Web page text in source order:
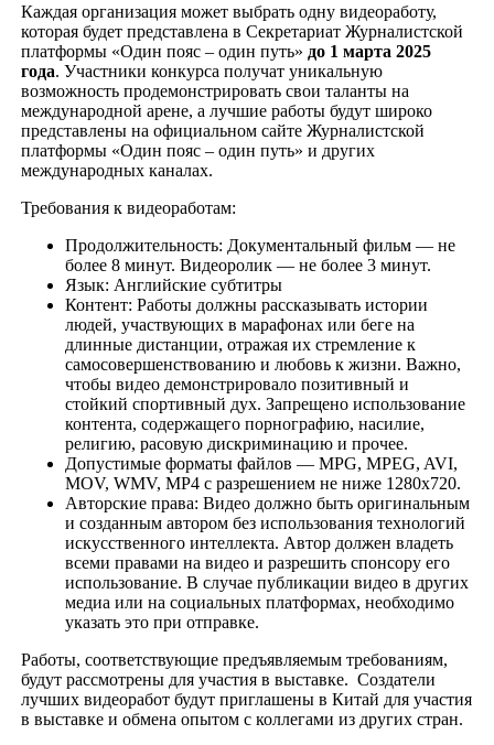
Каждая организация может выбрать одну видеоработу,
которая будет представлена в Секретариат Журналистской
платформы «Один пояс – один путь» до 1 марта 2025
года. Участники конкурса получат уникальную
возможность продемонстрировать свои таланты на
международной арене, а лучшие работы будут широко
представлены на официальном сайте Журналистской
платформы «Один пояс – один путь» и других
международных каналах.
Требования к видеоработам:
Продолжительность: Документальный фильм — не
более 8 минут. Видеоролик — не более 3 минут.
Язык: Английские субтитры
Контент: Работы должны рассказывать истории
людей, участвующих в марафонах или беге на
длинные дистанции, отражая их стремление к
самосовершенствованию и любовь к жизни. Важно,
чтобы видео демонстрировало позитивный и
стойкий спортивный дух. Запрещено использование
контента, содержащего порнографию, насилие,
религию, расовую дискриминацию и прочее.
Допустимые форматы файлов — MPG, MPEG, AVI,
MOV, WMV, MP4 с разрешением не ниже 1280x720.
Авторские права: Видео должно быть оригинальным
и созданным автором без использования технологий
искусственного интеллекта. Автор должен владеть
всеми правами на видео и разрешить спонсору его
использование. В случае публикации видео в других
медиа или на социальных платформах, необходимо
указать это при отправке.
Работы, соответствующие предъявляемым требованиям,
будут рассмотрены для участия в выставке. Создатели
лучших видеоработ будут приглашены в Китай для участия
в выставке и обмена опытом с коллегами из других стран.